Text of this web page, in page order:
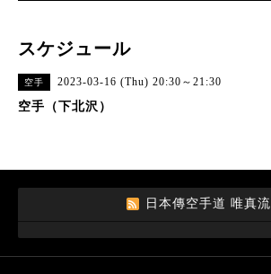
スケジュール
空手 2023-03-16 (Thu) 20:30～21:30
空手（下北沢）
日本傳空手道 唯真流